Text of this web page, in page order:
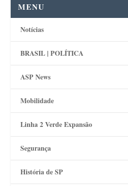
MENU
Notícias
BRASIL | POLÍTICA
ASP News
Mobilidade
Linha 2 Verde Expansão
Segurança
História de SP